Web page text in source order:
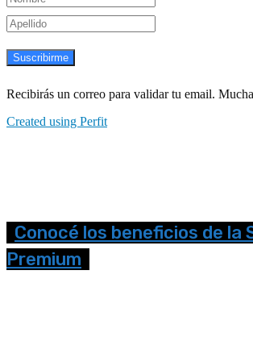
Suscribirme
Recibirás un correo para validar tu email.
Created using Perfit
Conocé los beneficios de la
Premium